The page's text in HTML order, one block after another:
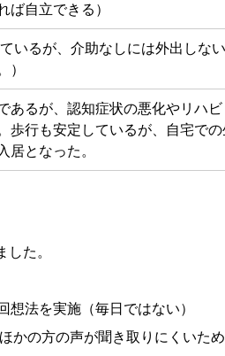
ば自立できる）
いるが、介助なしには外出しな
）
あるが、認知症状の悪化やリハ
歩行も安定しているが、自宅で
居となった。
た。
法を実施（毎日ではない）
かの方の声が聞き取りにくいた